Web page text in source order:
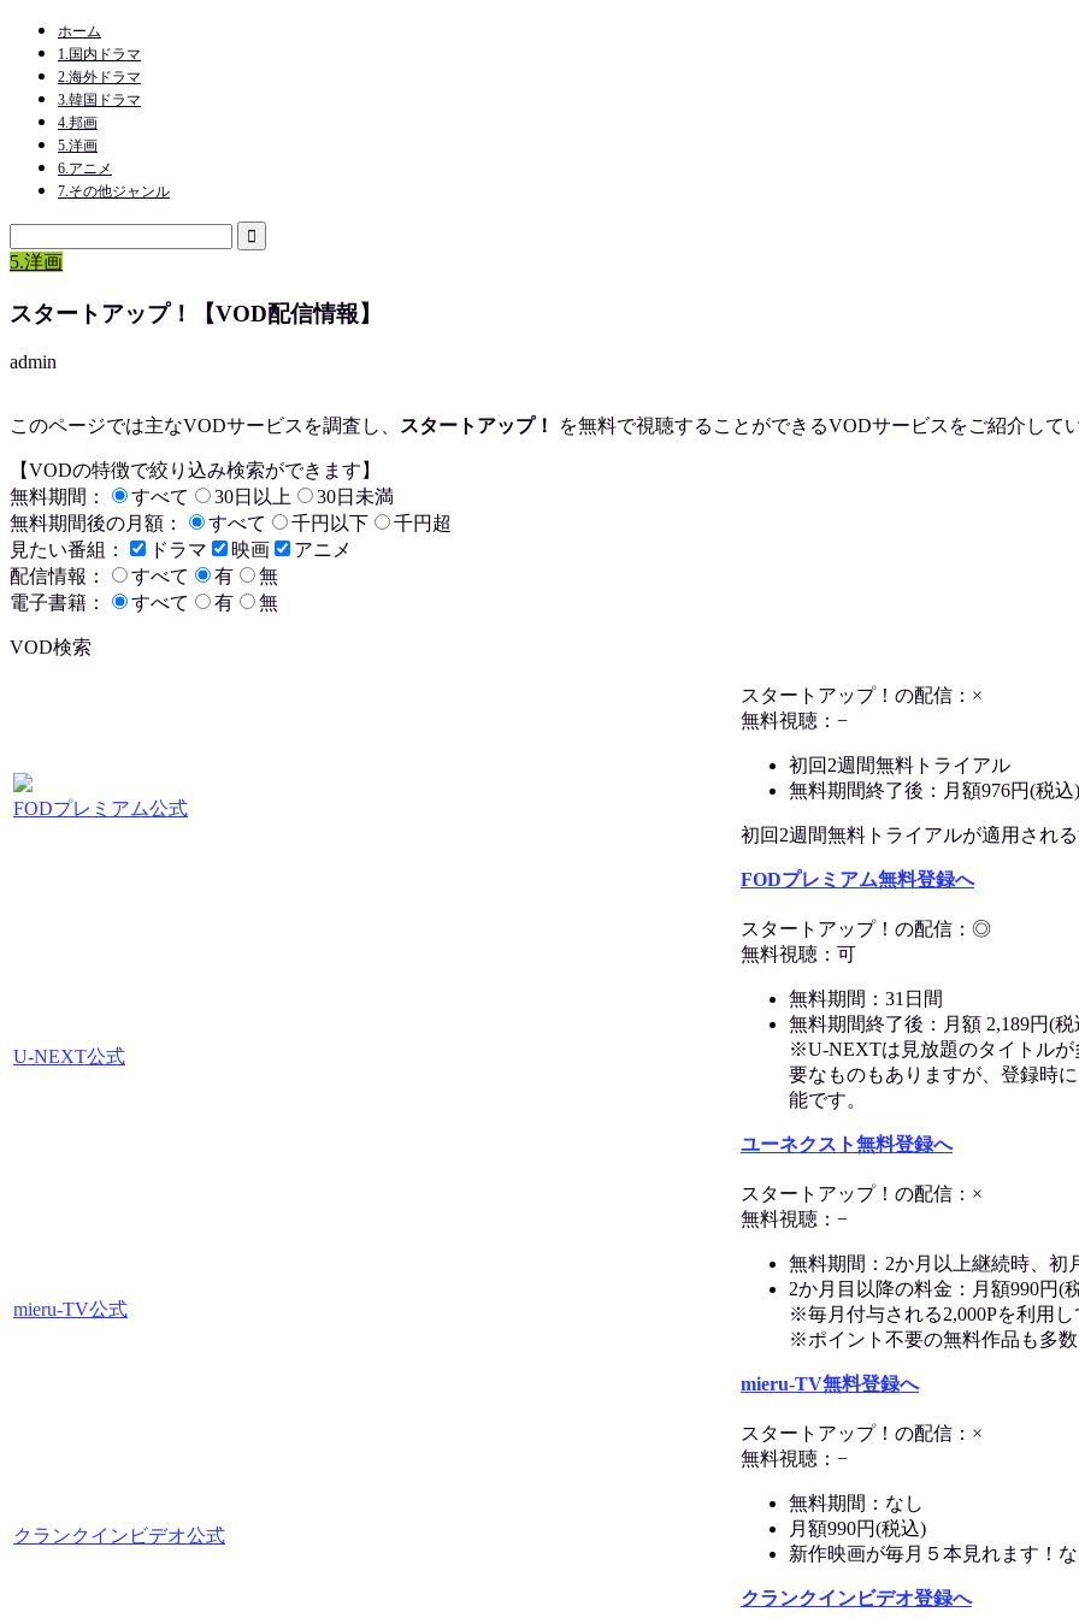
ホーム
1.国内ドラマ
2.海外ドラマ
3.韓国ドラマ
4.邦画
5.洋画
6.アニメ
7.その他ジャンル
5.洋画
スタートアップ！【VOD配信情報】
admin
このページでは主なVODサービスを調査し、 スタートアップ！ を無料で視聴することができるVODサービスをご紹介して
【VODの特徴で絞り込み検索ができます】
無料期間：
すべて 30日以上
30日未満
無料期間後の月額：
すべて 千円以下
千円超
見たい番組：
ドラマ 映画
アニメ
配信情報：
すべて 有
無
電子書籍：
すべて 有 無
VOD検索
FODプレミアム公式
スタートアップ！の配信：×
無料視聴：−
初回2週間無料トライアル
無料期間終了後：月額976円(税込)
初回2週間無料トライアルが適用され
FODプレミアム無料登録へ
U-NEXT公式
スタートアップ！の配信：◎
無料視聴：可
無料期間：31日間
無料期間終了後：月額 2,189円(税
※U-NEXTは見放題のタイトル
要なものもありますが、登録時
能です。
ユーネクスト無料登録へ
mieru-TV公式
スタートアップ！の配信：×
無料視聴：−
無料期間：2か月以上継続時、初
2か月目以降の料金：月額990円(
※毎月付与される2,000Pを利用
※ポイント不要の無料作品も多
mieru-TV無料登録へ
クランクインビデオ公式
スタートアップ！の配信：×
無料視聴：−
無料期間：なし
月額990円(税込)
新作映画が毎月５本見れます！
クランクインビデオ登録へ